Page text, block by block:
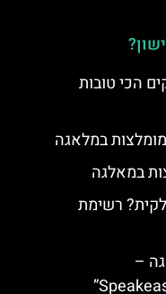
הכי טובות
במלאגה
במאלגה
רשימת
–